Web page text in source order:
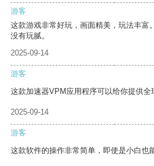
游客
这款游戏非常好玩，画面精美，玩法丰富
没有玩腻。
2025-09-14
游客
这款加速器VPM应用程序可以给你提供全
2025-09-14
游客
这款软件的操作非常简单，即使是小白也